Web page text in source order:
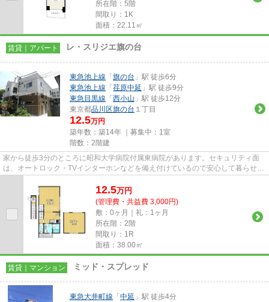
所在階：5階
間取り：1K
面積：22.11㎡
賃貸｜アパート レ・スリジエ旗の台
東急池上線 「 旗の台 」駅 徒歩6分
東急池上線 「 荏原中延 」駅 徒歩9分
東急目黒線 「 西小山 」駅 徒歩12分
東京都品川区旗の台 １丁目
12.5万円
築年数：築14年 ｜募集中： 1室
階数：2階建
家から徒歩3分のところに昭和大学病院付属東病院があります。セキュリティ面
は、オートロック・TVインターホンなどを備え付けているので安心して暮らせま
12.5万円
(管理費・共益費 3,000円)
敷：0ヶ月｜礼：1ヶ月
所在階：2階
間取り：1R
面積：38.00㎡
賃貸｜マンション ミッド・スプレッド
東急大井町線 「 中延 」駅 徒歩4分